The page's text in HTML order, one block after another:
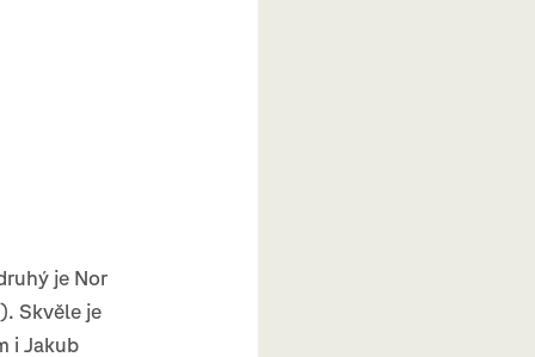
je Nor
Skvěle je
i Jakub